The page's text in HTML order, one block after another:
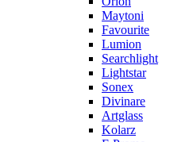
Maytoni
Favourite
Lumion
Searchlight
Lightstar
Sonex
Divinare
Artglass
Kolarz